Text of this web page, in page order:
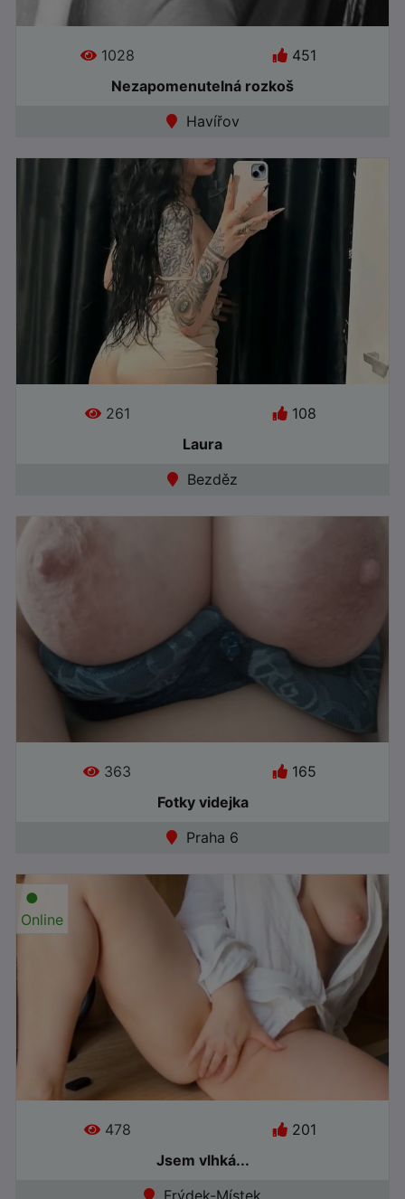
1028
451
Nezapomenutelná rozkoš
Havířov
Online
261
108
Laura
Bezděz
Online
363
165
Fotky videjka
Praha 6
●
Online
478
201
Jsem vlhká...
Frýdek-Místek